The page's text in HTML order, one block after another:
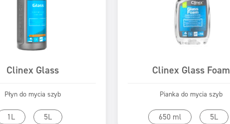
Clinex Glass
Płyn do mycia szyb
1L 5L
do produktu
Clinex Glass Foam
Pianka do mycia szyb
650 ml 5L
Przejdź do produktu